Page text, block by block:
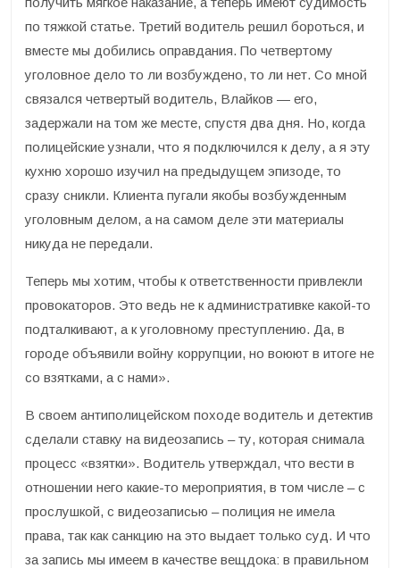
по тяжкой статье. Третий водитель решил бороться, и
вместе мы добились оправдания. По четвертому
уголовное дело то ли возбуждено, то ли нет. Со мной
связался четвертый водитель, Влайков — его,
задержали на том же месте, спустя два дня. Но, когда
полицейские узнали, что я подключился к делу, а я эту
кухню хорошо изучил на предыдущем эпизоде, то
сразу сникли. Клиента пугали якобы возбужденным
уголовным делом, а на самом деле эти материалы
никуда не передали.
Теперь мы хотим, чтобы к ответственности привлекли
провокаторов. Это ведь не к административке какой-то
подталкивают, а к уголовному преступлению. Да, в
городе объявили войну коррупции, но воюют в итоге не
со взятками, а с нами».
В своем антиполицейском походе водитель и детектив
сделали ставку на видеозапись – ту, которая снимала
процесс «взятки». Водитель утверждал, что вести в
отношении него какие-то мероприятия, в том числе – с
прослушкой, с видеозаписью – полиция не имела
права, так как санкцию на это выдает только суд. И что
за запись мы имеем в качестве вещдока: в правильном